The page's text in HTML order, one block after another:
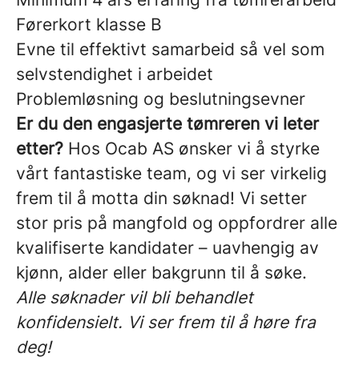
Førerkort klasse B
Evne til effektivt samarbeid så vel som
selvstendighet i arbeidet
Problemløsning og beslutningsevner
Er du den engasjerte tømreren vi leter
etter? Hos Ocab AS ønsker vi å styrke
vårt fantastiske team, og vi ser virkelig
frem til å motta din søknad! Vi setter
stor pris på mangfold og oppfordrer alle
kvalifiserte kandidater – uavhengig av
kjønn, alder eller bakgrunn til å søke.
Alle søknader vil bli behandlet
konfidensielt. Vi ser frem til å høre fra
deg!